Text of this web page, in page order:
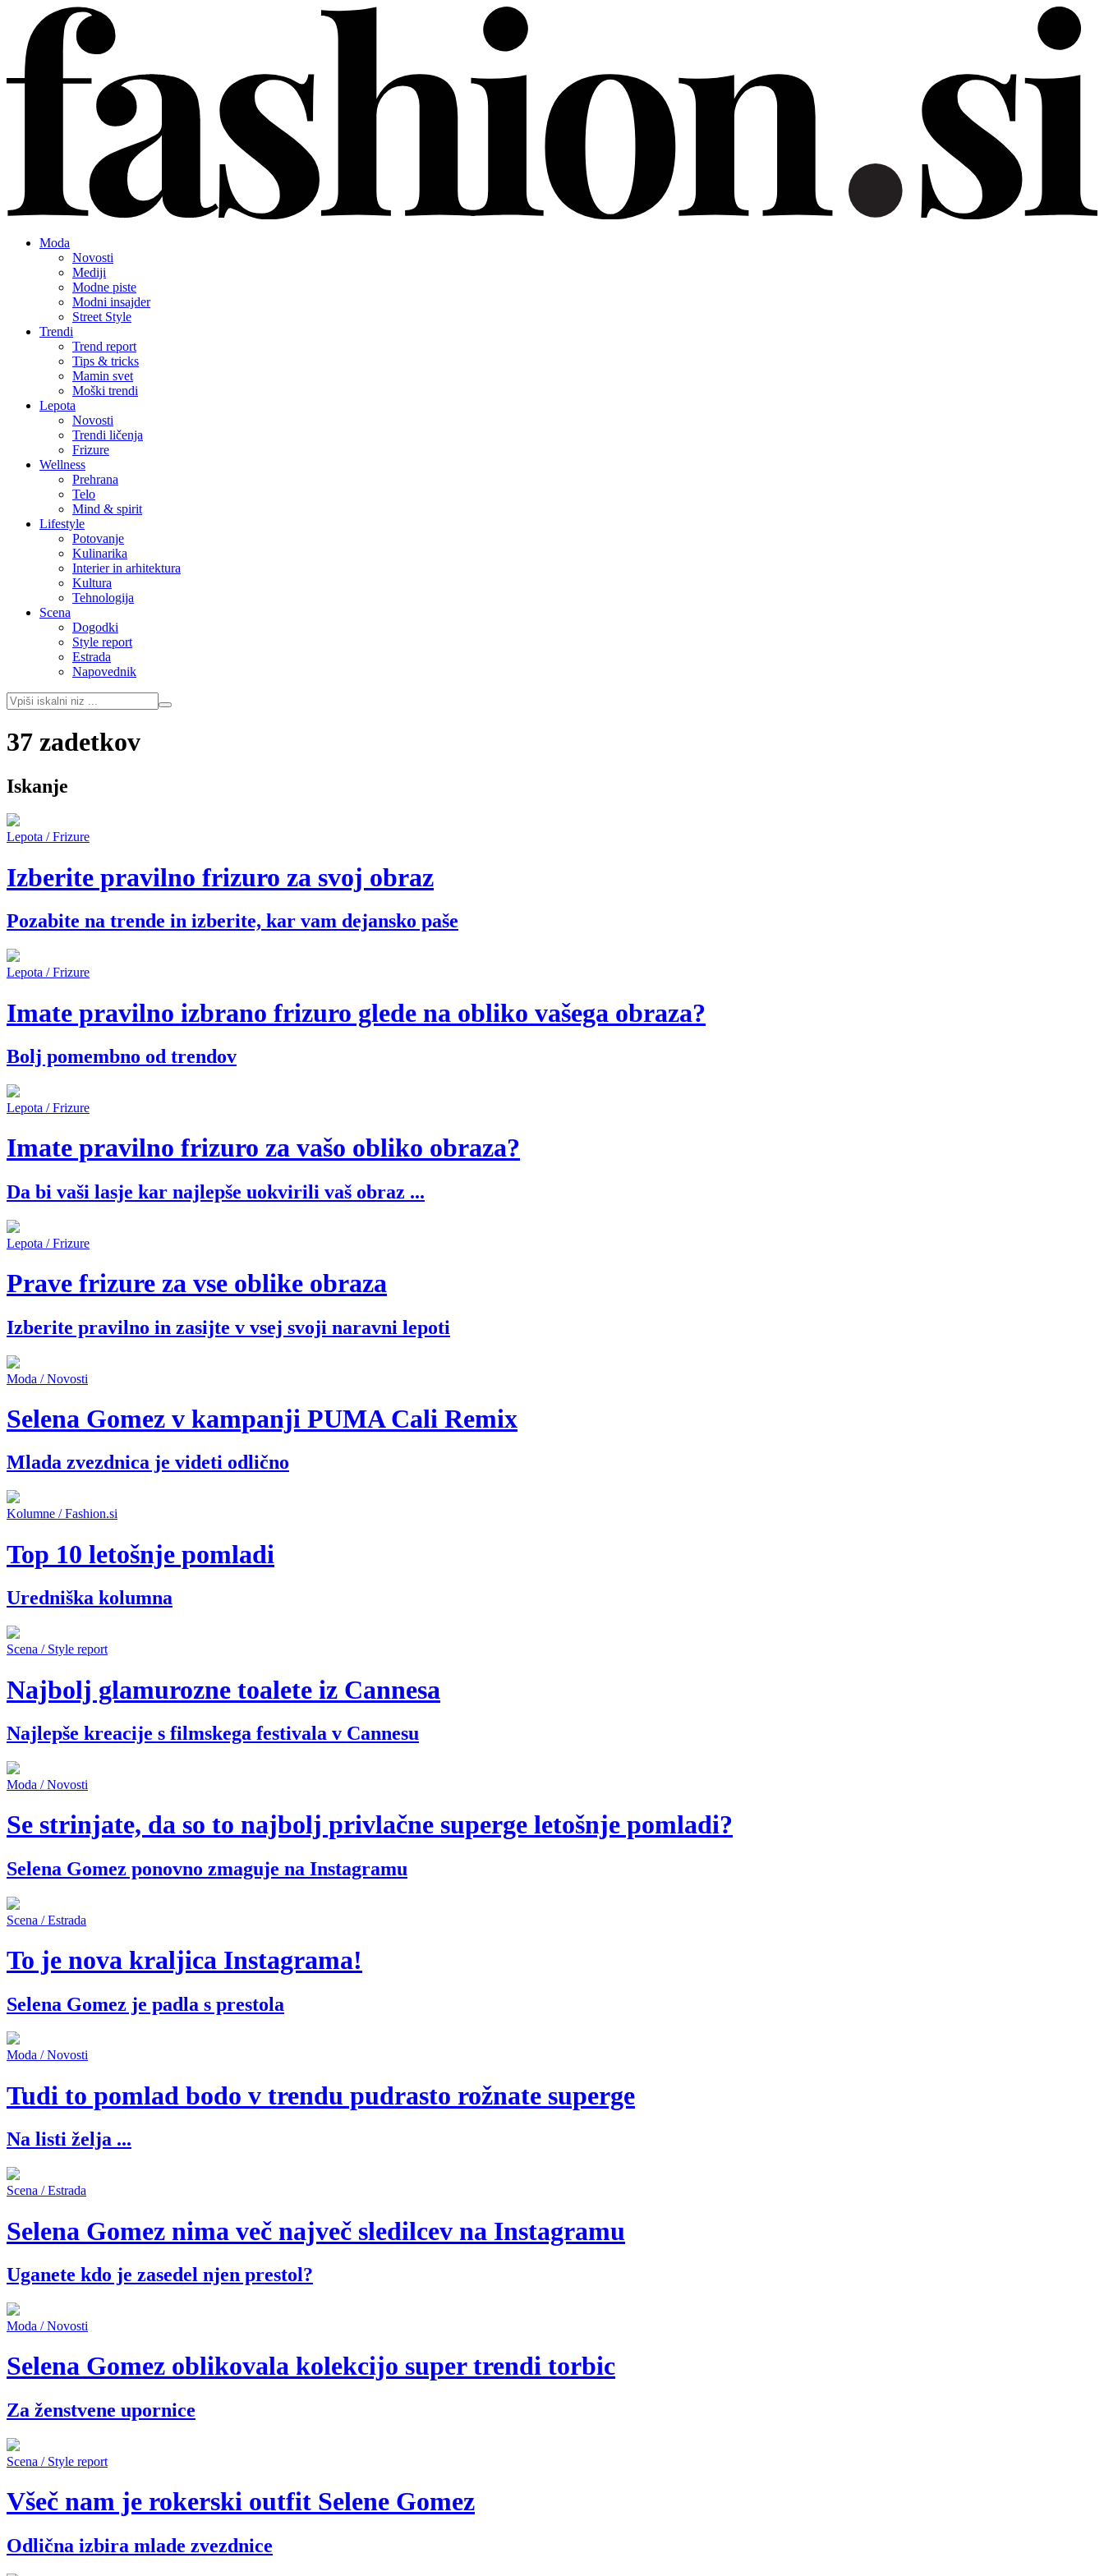
Moda
Novosti
Mediji
Modne piste
Modni insajder
Street Style
Trendi
Trend report
Tips & tricks
Mamin svet
Moški trendi
Lepota
Novosti
Trendi ličenja
Frizure
Wellness
Prehrana
Telo
Mind & spirit
Lifestyle
Potovanje
Kulinarika
Interier in arhitektura
Kultura
Tehnologija
Scena
Dogodki
Style report
Estrada
Napovednik
37 zadetkov
Iskanje
Lepota / Frizure
Izberite pravilno frizuro za svoj obraz
Pozabite na trende in izberite, kar vam dejansko paše
Lepota / Frizure
Imate pravilno izbrano frizuro glede na obliko vašega obraza?
Bolj pomembno od trendov
Lepota / Frizure
Imate pravilno frizuro za vašo obliko obraza?
Da bi vaši lasje kar najlepše uokvirili vaš obraz ...
Lepota / Frizure
Prave frizure za vse oblike obraza
Izberite pravilno in zasijte v vsej svoji naravni lepoti
Moda / Novosti
Selena Gomez v kampanji PUMA Cali Remix
Mlada zvezdnica je videti odlično
Kolumne /Fashion.si
Top 10 letošnje pomladi
Uredniška kolumna
Scena / Style report
Najbolj glamurozne toalete iz Cannesa
Najlepše kreacije s filmskega festivala v Cannesu
Moda / Novosti
Se strinjate, da so to najbolj privlačne superge letošnje pomladi?
Selena Gomez ponovno zmaguje na Instagramu
Scena / Estrada
To je nova kraljica Instagrama!
Selena Gomez je padla s prestola
Moda / Novosti
Tudi to pomlad bodo v trendu pudrasto rožnate superge
Na listi želja ...
Scena / Estrada
Selena Gomez nima več največ sledilcev na Instagramu
Uganete kdo je zasedel njen prestol?
Moda / Novosti
Selena Gomez oblikovala kolekcijo super trendi torbic
Za ženstvene upornice
Scena / Style report
Všeč nam je rokerski outfit Selene Gomez
Odlična izbira mlade zvezdnice